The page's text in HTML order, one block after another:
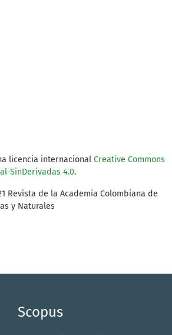
licencia internacional Creative Commons
SinDerivadas 4.0.
Revista de la Academia Colombiana de
y Naturales
Scopus